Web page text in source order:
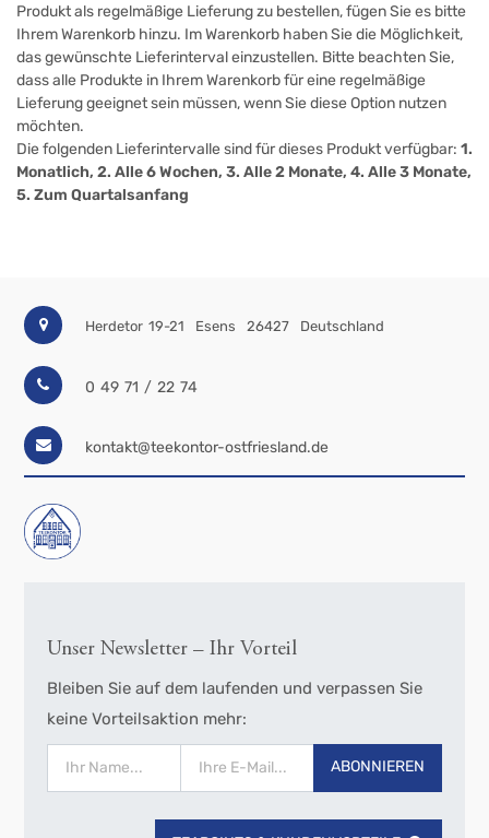
Produkt als regelmäßige Lieferung zu bestellen, fügen Sie es bitte
Ihrem Warenkorb hinzu. Im Warenkorb haben Sie die Möglichkeit,
das gewünschte Lieferinterval einzustellen. Bitte beachten Sie,
dass alle Produkte in Ihrem Warenkorb für eine regelmäßige
Lieferung geeignet sein müssen, wenn Sie diese Option nutzen
möchten.
Die folgenden Lieferintervalle sind für dieses Produkt verfügbar: 1.
Monatlich, 2. Alle 6 Wochen, 3. Alle 2 Monate, 4. Alle 3 Monate,
5. Zum Quartalsanfang
Herdetor 19-21 Esens 26427 Deutschland
0 49 71 / 22 74
kontakt@teekontor-ostfriesland.de
Unser Newsletter – Ihr Vorteil
Bleiben Sie auf dem laufenden und verpassen Sie
keine Vorteilsaktion mehr:
ABONNIEREN